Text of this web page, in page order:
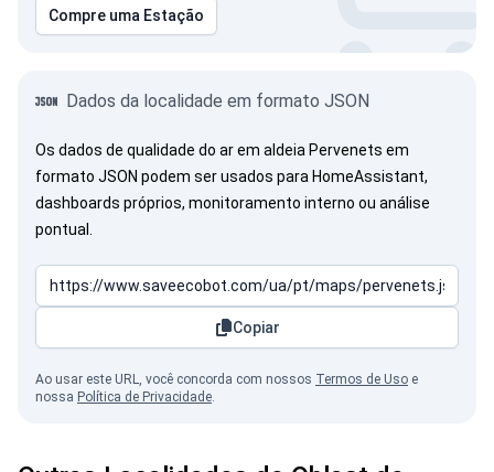
Compre uma Estação
Dados da localidade em formato JSON
Os dados de qualidade do ar em aldeia Pervenets em
formato JSON podem ser usados para HomeAssistant,
dashboards próprios, monitoramento interno ou análise
pontual.
Copiar
Ao usar este URL, você concorda com nossos Termos de Uso e
nossa Política de Privacidade.